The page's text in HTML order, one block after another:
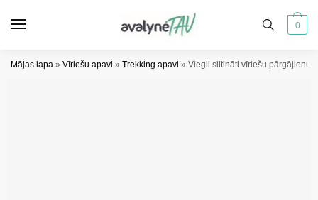
0
Mājas lapa » Vīriešu apavi » Trekking apavi » Viegli siltināti vīriešu pārgājienu